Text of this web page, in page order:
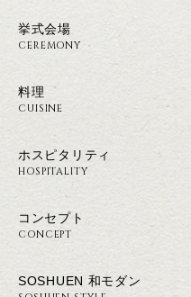
挙式会場
CEREMONY
料理
CUISINE
ホスピタリティ
HOSPITALITY
コンセプト
CONCEPT
SOSHUEN 和モダン